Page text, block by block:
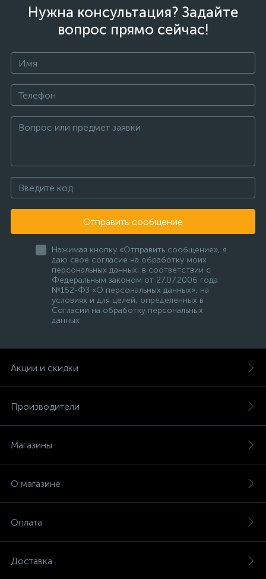
Нужна консультация? Задайте
вопрос прямо сейчас!
Отправить сообщение
Нажимая кнопку «Отправить сообщение», я
даю свое согласие на обработку моих
персональных данных, в соответствии с
Федеральным законом от 27.07.2006 года
№152-ФЗ «О персональных данных», на
условиях и для целей, определенных в
Согласии на обработку персональных
данных
Акции и скидки
Производители
Магазины
О магазине
Оплата
Доставка